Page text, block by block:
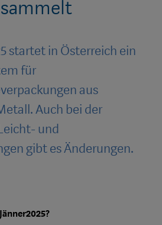
startet in Österreich ein
für
aus
Auch bei der
und
gibt es Änderungen.